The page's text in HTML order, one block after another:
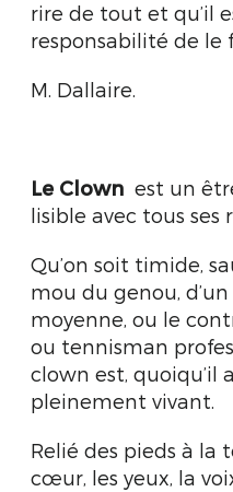
rire de tout et qu’il
responsabilité de le
M. Dallaire.
Le Clown est un
lisible avec tous ses
Qu’on soit timide,
mou du genou,
moyenne, ou le
ou tennisman
clown est, quoiqu’il
pleinement vivant.
Relié des pieds à la
cœur, les yeux, la